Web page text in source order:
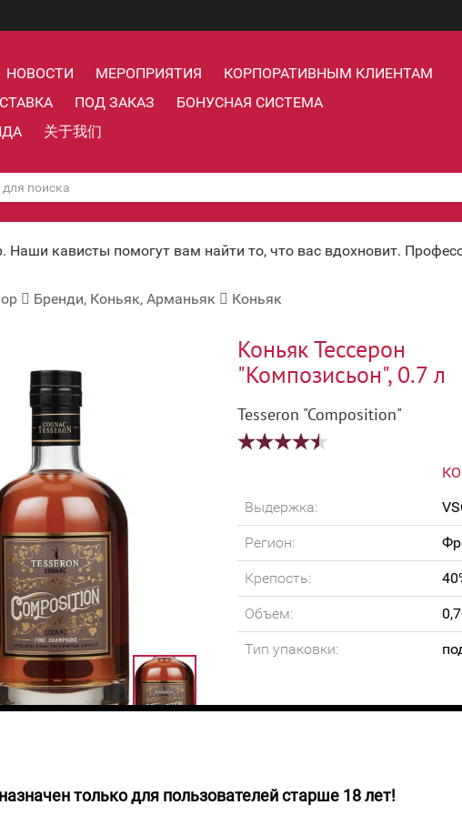
НОВОСТИ МЕРОПРИЯТИЯ
КОРПОРАТИВНЫМ КЛИЕНТАМ
ПОД ЗАКАЗ
БОНУСНАЯ СИСТЕМА
关于我们
Наши кависты помогут вам найти то, что вас вдохновит.
Бренди, Коньяк, Арманьяк Коньяк
Коньяк Тессерон
"Композисьон", 0.7 л
Tesseron "Composition"
Выдержка:
Регион:
Крепость:
Объем:
Тип упаковки:
Это первый коньяк класса VSOP
только для пользователей старше 18 лет!